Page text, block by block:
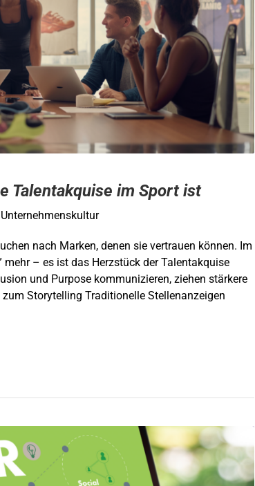
Talentakquise im Sport ist
Unternehmenskultur
nach Marken, denen sie vertrauen können. Im
– es ist das Herzstück der Talentakquise
und Purpose kommunizieren, ziehen stärkere
Storytelling Traditionelle Stellenanzeigen